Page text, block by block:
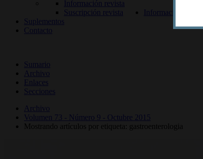
Información revista
Suscripción revista
Información autores
Suplementos
Contacto
Sumario
Archivo
Enlaces
Secciones
Archivo
Volumen 73 - Número 9 - Octubre 2015
Mostrando artículos por etiqueta: gastroenterologia